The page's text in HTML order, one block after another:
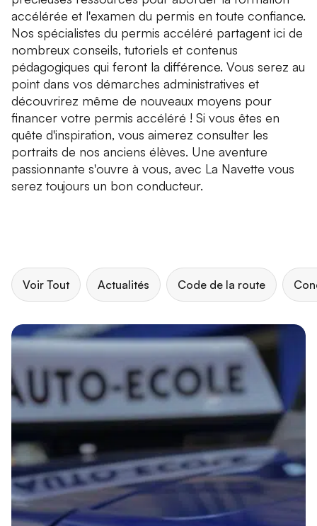
accélérée et l'examen du permis en toute confiance.
Nos spécialistes du permis accéléré partagent ici de
nombreux conseils, tutoriels et contenus
pédagogiques qui feront la différence. Vous serez au
point dans vos démarches administratives et
découvrirez même de nouveaux moyens pour
financer votre permis accéléré ! Si vous êtes en
quête d'inspiration, vous aimerez consulter les
portraits de nos anciens élèves. Une aventure
passionnante s'ouvre à vous, avec La Navette vous
serez toujours un bon conducteur.
Voir Tout Actualités Code de la route